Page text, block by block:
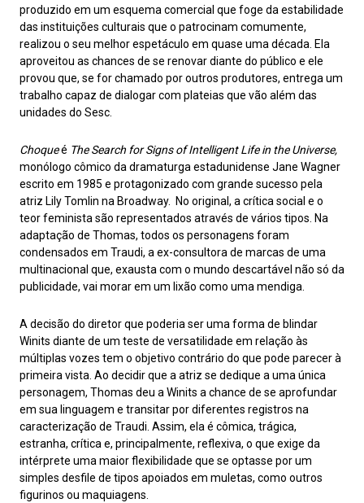
produzido em um esquema comercial que foge da estabilidade
das instituições culturais que o patrocinam comumente,
realizou o seu melhor espetáculo em quase uma década. Ela
aproveitou as chances de se renovar diante do público e ele
provou que, se for chamado por outros produtores, entrega um
trabalho capaz de dialogar com plateias que vão além das
unidades do Sesc.
Choqueé The Search for Signs of Intelligent Life in the Universe,
monólogo cômico da dramaturga estadunidense Jane Wagner
escrito em 1985 e protagonizado com grande sucesso pela
atriz Lily Tomlin na Broadway. No original, a crítica social e o
teor feminista são representados através de vários tipos. Na
adaptação de Thomas, todos os personagens foram
condensados em Traudi, a ex-consultora de marcas de uma
multinacional que, exausta com o mundo descartável não só da
publicidade, vai morar em um lixão como uma mendiga.
A decisão do diretor que poderia ser uma forma de blindar
Winits diante de um teste de versatilidade em relação às
múltiplas vozes tem o objetivo contrário do que pode parecer à
primeira vista. Ao decidir que a atriz se dedique a uma única
personagem, Thomas deu a Winits a chance de se aprofundar
em sua linguagem e transitar por diferentes registros na
caracterização de Traudi. Assim, ela é cômica, trágica,
estranha, crítica e, principalmente, reflexiva, o que exige da
intérprete uma maior flexibilidade que se optasse por um
simples desfile de tipos apoiados em muletas, como outros
figurinos ou maquiagens.